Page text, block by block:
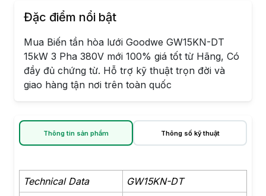
Đặc điểm nổi bật
Mua Biến tần hòa lưới Goodwe GW15KN-DT
15kW 3 Pha 380V mới 100% giá tốt từ Hãng, Có
đầy đủ chứng từ. Hỗ trợ kỹ thuật trọn đời và
giao hàng tận nơi trên toàn quốc
Thông tin sản phẩm Thông số kỹ thuật
Technical Data
GW15KN-DT